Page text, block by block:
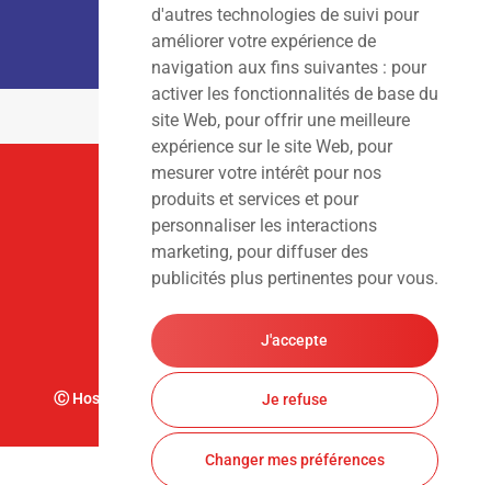
d'autres technologies de suivi pour
améliorer votre expérience de
navigation aux fins suivantes : pour
activer les fonctionnalités de base du
site Web, pour offrir une meilleure
expérience sur le site Web, pour
mesurer votre intérêt pour nos
produits et services et pour
personnaliser les interactions
marketing, pour diffuser des
publicités plus pertinentes pour vous.
J'accepte
Je refuse
Changer mes préférences
Lun – Ven: 7h00 – 18h00
Sam – Dim
: Fermé
Suivez-Nous
Ⓒ Hoslet Frédéric S.A. Tous droits réservés. Design par